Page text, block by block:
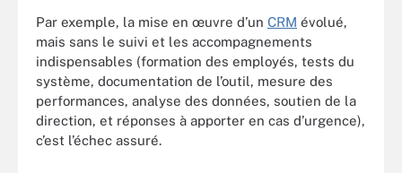
Par exemple, la mise en œuvre d’un CRM évolué,
mais sans le suivi et les accompagnements
indispensables (formation des employés, tests du
système, documentation de l’outil, mesure des
performances, analyse des données, soutien de la
direction, et réponses à apporter en cas d’urgence),
c’est l’échec assuré.